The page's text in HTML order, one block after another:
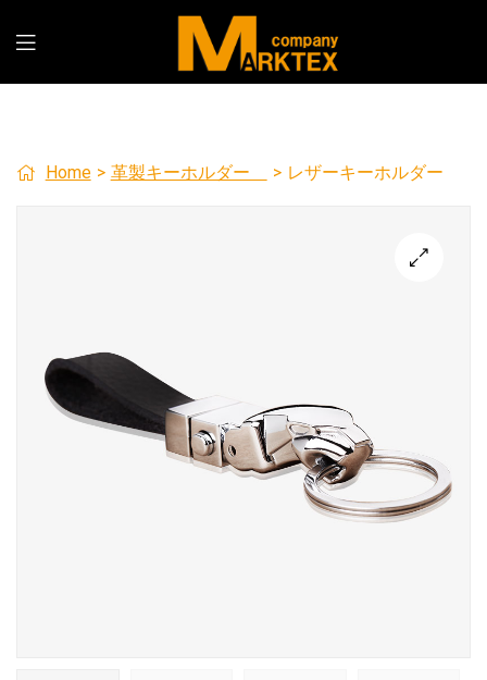
Home > 革製キーホルダー > レザーキーホルダー